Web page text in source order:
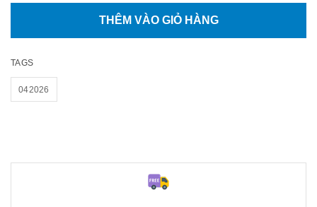
THÊM VÀO GIỎ HÀNG
TAGS
042026